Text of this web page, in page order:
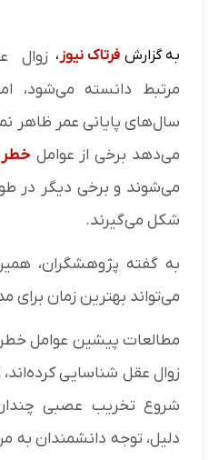
به گزارش فرتاک نیوز ، زوال
مرتبط دانسته می‌شود،
سال‌های پایانی عمر ظاهر
می‌دهد برخی از عوامل خطر
می‌شوند و برخی دیگر در
شکل می‌گیرند.
به گفته پژوهشگران،
می‌تواند بهترین زمان برای
مطالعات پیشین عوامل خطر
زوال عقل شناسایی
شروع تخریب عصبی
دلیل، توجه دانشمندان به